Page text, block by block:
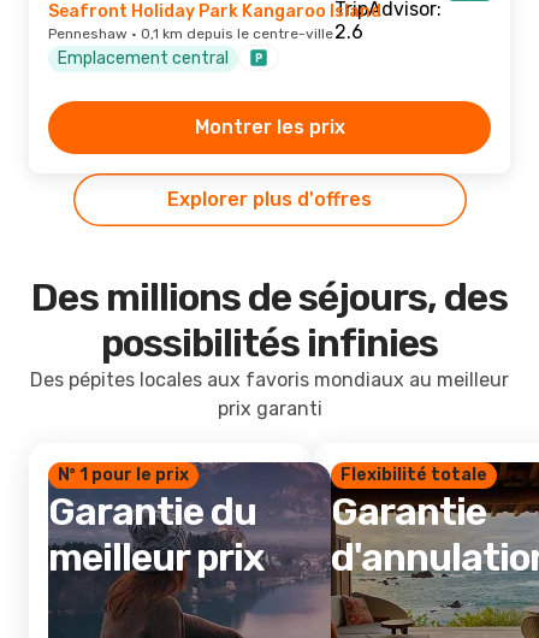
Seafront Holiday Park Kangaroo Island
Penneshaw · 0,1 km depuis le centre-ville
Emplacement central
Montrer les prix
Explorer plus d'offres
Des millions de séjours, des
possibilités infinies
Des pépites locales aux favoris mondiaux au meilleur
prix garanti
Nº 1 pour le prix
Garantie du
meilleur prix
Flexibilité totale
Garantie